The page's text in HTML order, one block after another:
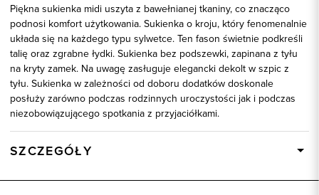
Piękna sukienka midi uszyta z bawełnianej tkaniny, co znacząco
podnosi komfort użytkowania. Sukienka o kroju, który fenomenalnie
układa się na każdego typu sylwetce. Ten fason świetnie podkreśli
talię oraz zgrabne łydki. Sukienka bez podszewki, zapinana z tyłu
na kryty zamek. Na uwagę zasługuje elegancki dekolt w szpic z
tyłu. Sukienka w zależności od doboru dodatków doskonale
posłuży zarówno podczas rodzinnych uroczystości jak i podczas
niezobowiązującego spotkania z przyjaciółkami.
SZCZEGÓŁY